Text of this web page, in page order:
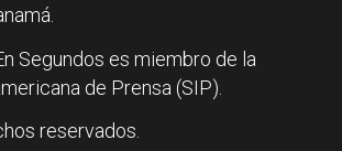
Segundos es miembro de la
de Prensa (SIP).
reservados.